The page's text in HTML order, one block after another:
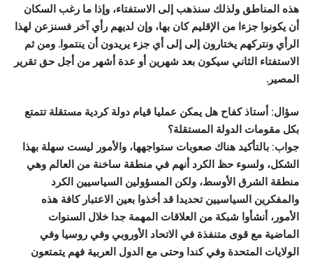
هذه المناطق ولذلك سنذهب إلى الاستفتاء، وإذا ما رغب السكان
أن يكونوا جزءا من الإقليم كان بها، وإن لديهم رأي آخر فسنزعن لهذا
الرأي ونتركهم يختارون إلى إلى أي جزء يريدون أن ينتموا. ومن ثم
الاستفتاء الثاني سيكون بعد شهرين أو عدة أشهر من أجل حق تقرير
المصير.
سؤال: أستاذ كفاح هل يمكن عمليا قيام دولة كردية مستقلة تتمتع
بكل مقومات الدولة المستقلة؟
جواب: بالتأكيد هناك صعوبات ستواجهها، والأمور ليست سهلة بهذا
الشكل، ولسوء حظ الكرد أنهم في منطقة ساخنة من العالم وهي
منطقة الشرق الأوسط، ولكن المسؤولين السياسيين الكرد
والمفكرين السياسيين تحديدا قد أخذوا بعين الاعتبار كافة هذه
الأمور، أنشأوا شبكة من العلاقات المهمة جدا خلال السنوات
الماضية مع قوى متنفذة في الاتحاد الأوروبي وفي روسيا وفي
الولايات المتحدة وفي كندا وحتى مع الدول العربية فهم يتمتعون